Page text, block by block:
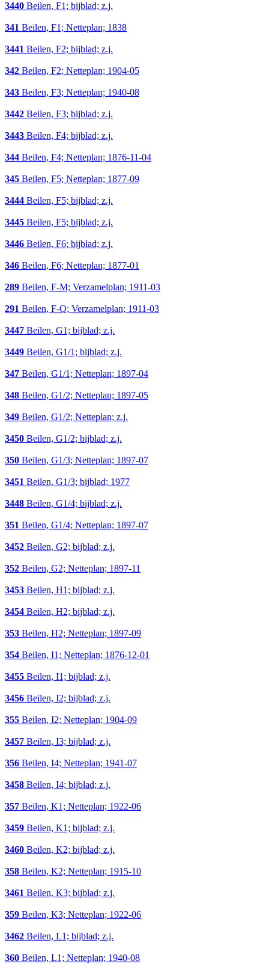
3440 Beilen, F1; bijblad; z.j.
341 Beilen, F1; Netteplan; 1838
3441 Beilen, F2; bijblad; z.j.
342 Beilen, F2; Netteplan; 1904-05
343 Beilen, F3; Netteplan; 1940-08
3442 Beilen, F3; bijblad; z.j.
3443 Beilen, F4; bijblad; z.j.
344 Beilen, F4; Netteplan; 1876-11-04
345 Beilen, F5; Netteplan; 1877-09
3444 Beilen, F5; bijblad; z.j.
3445 Beilen, F5; bijblad; z.j.
3446 Beilen, F6; bijblad; z.j.
346 Beilen, F6; Netteplan; 1877-01
289 Beilen, F-M; Verzamelplan; 1911-03
291 Beilen, F-Q; Verzamelplan; 1911-03
3447 Beilen, G1; bijblad; z.j.
3449 Beilen, G1/1; bijblad; z.j.
347 Beilen, G1/1; Netteplan; 1897-04
348 Beilen, G1/2; Netteplan; 1897-05
349 Beilen, G1/2; Netteplan; z.j.
3450 Beilen, G1/2; bijblad; z.j.
350 Beilen, G1/3; Netteplan; 1897-07
3451 Beilen, G1/3; bijblad; 1977
3448 Beilen, G1/4; bijblad; z.j.
351 Beilen, G1/4; Netteplan; 1897-07
3452 Beilen, G2; bijblad; z.j.
352 Beilen, G2; Netteplan; 1897-11
3453 Beilen, H1; bijblad; z.j.
3454 Beilen, H2; bijblad; z.j.
353 Beilen, H2; Netteplan; 1897-09
354 Beilen, I1; Netteplan; 1876-12-01
3455 Beilen, I1; bijblad; z.j.
3456 Beilen, I2; bijblad; z.j.
355 Beilen, I2; Netteplan; 1904-09
3457 Beilen, I3; bijblad; z.j.
356 Beilen, I4; Netteplan; 1941-07
3458 Beilen, I4; bijblad; z.j.
357 Beilen, K1; Netteplan; 1922-06
3459 Beilen, K1; bijblad; z.j.
3460 Beilen, K2; bijblad; z.j.
358 Beilen, K2; Netteplan; 1915-10
3461 Beilen, K3; bijblad; z.j.
359 Beilen, K3; Netteplan; 1922-06
3462 Beilen, L1; bijblad; z.j.
360 Beilen, L1; Netteplan; 1940-08